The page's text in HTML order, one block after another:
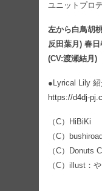
ユニットプロ
左から白鳥胡
反田葉月) 春
(CV:渡瀬結月)
●Lyrical Lily
https://d4dj-
（C）HiBiKi
（C）
（C）Donuts
（C）illust：